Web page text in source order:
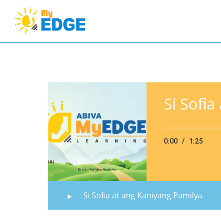
Si
0:00 / 1:25
Si Sofia at ang Kaniyang Pamilya